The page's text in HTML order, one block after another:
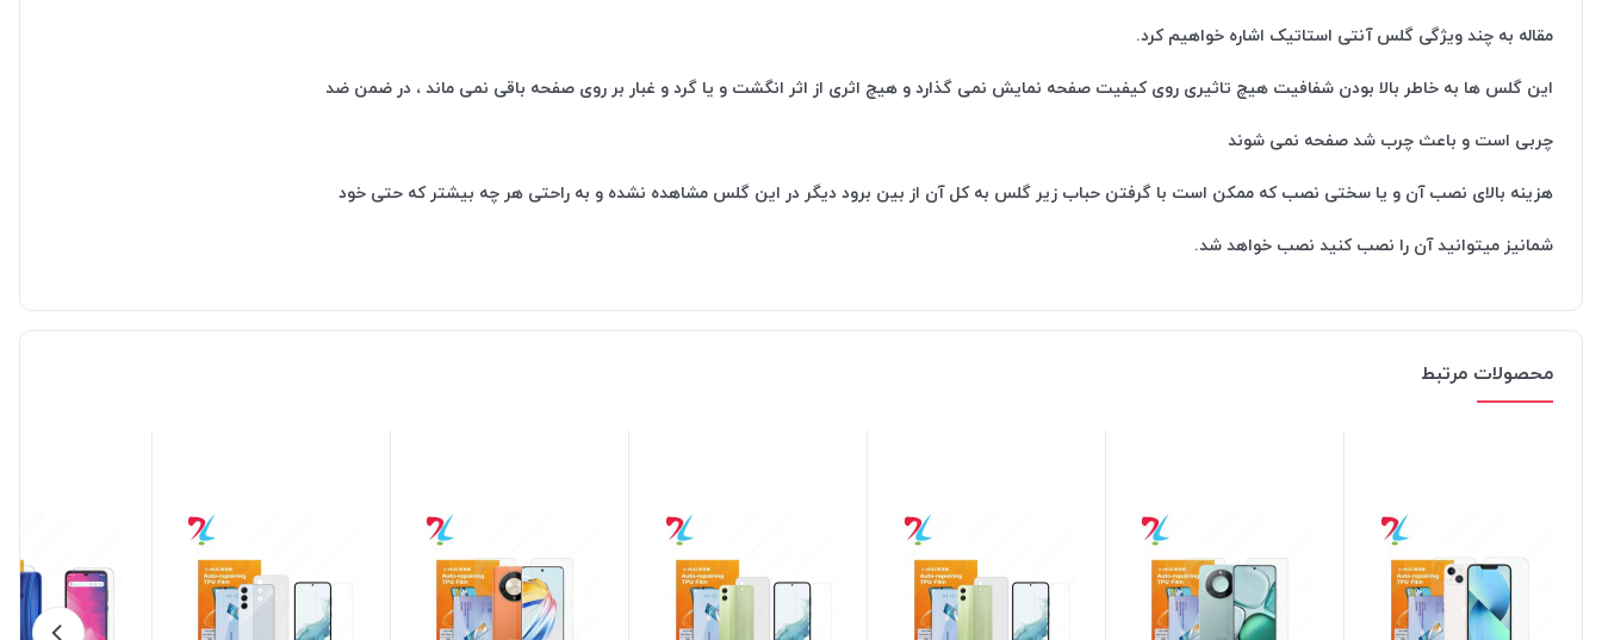
مقاله به چند ویژگی گلس آنتی استاتیک اشاره خواهیم کرد.
این گلس ها به خاطر بالا بودن شفافیت هیچ تاثیری روی کیفیت صفحه نمایش نمی گذارد و هیچ اثری از اثر انگشت و یا گرد و غبار بر روی صفحه باقی نمی ماند ، در ضمن ضد
چربی است و باعث چرب شد صفحه نمی شوند
هزینه بالای نصب آن و یا سختی نصب که ممکن است با گرفتن حباب زیر گلس به کل آن از بین برود دیگر در این گلس مشاهده نشده و به راحتی هر چه بیشتر که حتی خود
شمانیز میتوانید آن را نصب کنید نصب خواهد شد.
محصولات مرتبط